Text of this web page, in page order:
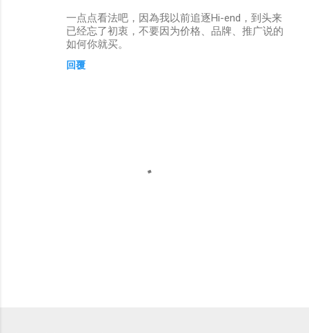
一点点看法吧，因為我以前追逐Hi-end，到头来
已经忘了初衷，不要因为价格、品牌、推广说的
如何你就买。
回覆